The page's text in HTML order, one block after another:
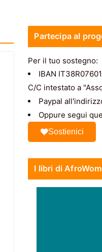
Partecipa al
Per il tuo sostegno:
IBAN
C/C intestato a
Paypal
Oppure segui
Sostienici
I libri di